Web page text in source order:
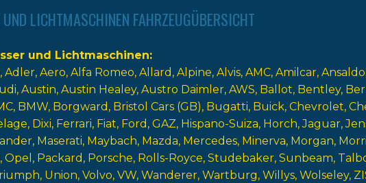
LICHTMASCHINEN FAHRZEUGÜBERSICHT
und Lichtmaschinen
Adler Aero Alfa Romeo Allard Alpine Alvis AMC Amilcar Ansaldo
Austin Austin Healey Austro Daimler AWS Ballot Bentley
BMW Borgward Bristol Cars (GB) Bugatti Buick Chevrolet
Dixi Ferrari Fiat Ford GAZ Hispano-Suiza Horch Jaguar
Maserati Maybach Mazda Mercedes Minerva Morgan
Opel Packard Porsche Rolls-Royce Studebaker Sunbeam
Union Volvo VW Wanderer Wartburg Willys Wolseley